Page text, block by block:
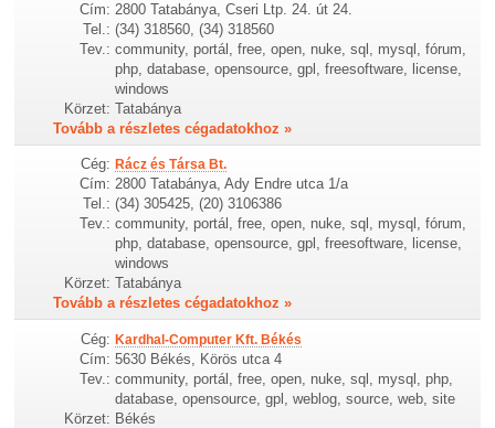
Cím: 2800 Tatabánya, Cseri Ltp. 24. út 24.
Tel.: (34) 318560, (34) 318560
Tev.: community, portál, free, open, nuke, sql, mysql, fórum,
php, database, opensource, gpl, freesoftware, license,
windows
Körzet: Tatabánya
Tovább a részletes cégadatokhoz »
Cég: Rácz és Társa Bt.
Cím: 2800 Tatabánya, Ady Endre utca 1/a
Tel.: (34) 305425, (20) 3106386
Tev.: community, portál, free, open, nuke, sql, mysql, fórum,
php, database, opensource, gpl, freesoftware, license,
windows
Körzet: Tatabánya
Tovább a részletes cégadatokhoz »
Cég: Kardhal-Computer Kft. Békés
Cím: 5630 Békés, Körös utca 4
Tev.: community, portál, free, open, nuke, sql, mysql, php,
database, opensource, gpl, weblog, source, web, site
Körzet: Békés